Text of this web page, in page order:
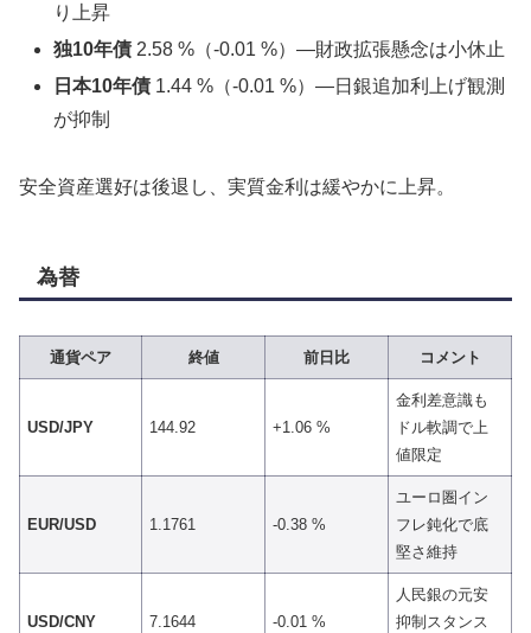
り上昇
独10年債 2.58 %（-0.01 %）—財政拡張懸念は小休止
日本10年債 1.44 %（-0.01 %）—日銀追加利上げ観測
が抑制
安全資産選好は後退し、実質金利は緩やかに上昇。
為替
通貨ペア 終値 前日比 コメント
USD/JPY 144.92 +1.06 %
金利差意識も
ドル軟調で上
値限定
EUR/USD 1.1761 -0.38 %
ユーロ圏イン
フレ鈍化で底
堅さ維持
USD/CNY 7.1644 -0.01 %
人民銀の元安
抑制スタンス